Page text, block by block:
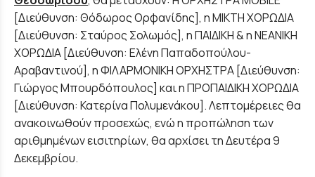
[Διεύθυνση: Θόδωρος Ορφανίδης], η ΜΙΚΤΗ ΧΟΡΩΔΙΑ
[Διεύθυνση: Σταύρος Σολωμός], η ΠΑΙΔΙΚΗ & η ΝΕΑΝΙΚΗ
ΧΟΡΩΔΙΑ [Διεύθυνση: Ελένη Παπαδοπούλου-
Αραβαντινού], η ΦΙΛΑΡΜΟΝΙΚΗ ΟΡΧΗΣΤΡΑ [Διεύθυνση:
Γιώργος Μπουρδόπουλος] και η ΠΡΟΠΑΙΔΙΚΗ ΧΟΡΩΔΙΑ
[Διεύθυνση: Κατερίνα Πολυμενάκου]. Λεπτομέρειες θα
ανακοινωθούν προσεχώς, ενώ η προπώληση των
αριθμημένων εισιτηρίων, θα αρχίσει τη Δευτέρα 9
Δεκεμβρίου.